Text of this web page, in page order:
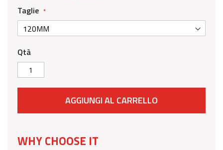
Taglie
Qtà
AGGIUNGI AL CARRELLO
WHY CHOOSE IT